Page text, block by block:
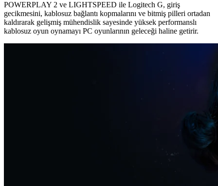
POWERPLAY 2 ve LIGHTSPEED ile Logitech G, giriş
gecikmesini, kablosuz bağlantı kopmalarını ve bitmiş pilleri ortadan
kaldırarak gelişmiş mühendislik sayesinde yüksek performanslı
kablosuz oyun oynamayı PC oyunlarının geleceği haline getirir.